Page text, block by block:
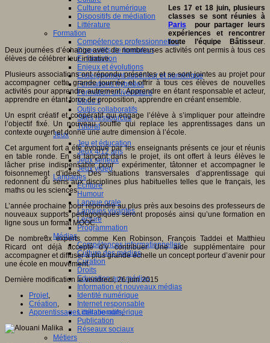
Culture et numérique
Dispositifs de médiation
Littérature
Formation
Compétences professionnelles
Dispositifs de formation
E- formation
Enjeux et évolutions
Enseignement supérieur et numérique
Formations hybrides
Formation universitaire
Mooc’s
Outils collaboratifs
Sites ressources
Tutorat
Jeux
Jeu et éducation
Jeux 4/12 ans
Jeux sérieux
Jeux vidéo
Langages
Ecriture
Humour
Langue orale
Langues vivantes
Lecture
Programmation
Médias
Compétences informationnelles
Culture des médias
Curation
Droits
Education aux médias
Information et nouveaux médias
Identité numérique
Internet responsable
Littératie numérique
Publication
Réseaux sociaux
Métiers
Les 17 et 18 juin, plusieurs
classes se sont réunies à
Paris
pour partager leurs
expériences et rencontrer
toute l’équipe Bâtisseur.
Deux journées d’échange avec de nombreuses activités ont permis à tous ces
élèves de célébrer leur initiative.
Plusieurs associations ont répondu présentes et se sont jointes au projet pour
accompagner cette grande journée et offrir à tous ces élèves de nouvelles
activités pour apprendre autrement : Apprendre en étant responsable et acteur,
apprendre en étant force de proposition, apprendre en créant ensemble.
Un esprit créatif et coopératif qui engage l’élève à s’impliquer pour atteindre
l’objectif fixé. Un nouveau souffle qui replace les apprentissages dans un
contexte ouvert et donne une autre dimension à l’école.
Cet argument fort a été évoqué par les enseignants présents ce jour et réunis
en table ronde. En se lançant dans le projet, ils ont offert à leurs élèves le
lâcher prise indispensable pour expérimenter, tâtonner et accompagner le
foisonnement d’idées. Des situations transversales d’apprentissage qui
redonnent du sens aux disciplines plus habituelles telles que le français, les
maths ou les sciences.
L’année prochaine pour répondre au plus près aux besoins des professeurs de
nouveaux supports pédagogiques seront proposés ainsi qu’une formation en
ligne sous un format MOOC.
De nombreux experts comme Ken Robinson, François Taddei et Matthieu
Ricard ont déjà accepté d’y contribuer. Une aide supplémentaire pour
accompagner et diffuser à plus grande échelle un concept porteur d’avenir pour
une école en mouvement.
Dernière modification le vendredi, 26 juin 2015
Projet,
Création,
Apprentissages collaboratifs,